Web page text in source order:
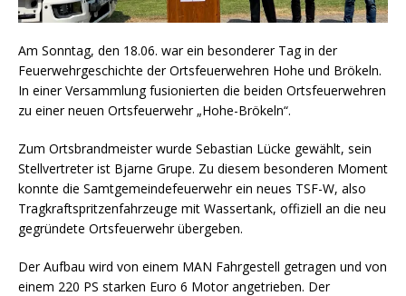
Am Sonntag, den 18.06. war ein besonderer Tag in der
Feuerwehrgeschichte der Ortsfeuerwehren Hohe und Brökeln.
In einer Versammlung fusionierten die beiden Ortsfeuerwehren
zu einer neuen Ortsfeuerwehr „Hohe-Brökeln“.
Zum Ortsbrandmeister wurde Sebastian Lücke gewählt, sein
Stellvertreter ist Bjarne Grupe. Zu diesem besonderen Moment
konnte die Samtgemeindefeuerwehr ein neues TSF-W, also
Tragkraftspritzenfahrzeuge mit Wassertank, offiziell an die neu
gegründete Ortsfeuerwehr übergeben.
Der Aufbau wird von einem MAN Fahrgestell getragen und von
einem 220 PS starken Euro 6 Motor angetrieben. Der